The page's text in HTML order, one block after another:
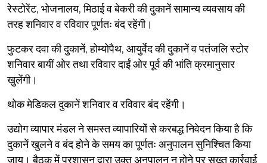
रेस्टोरेंट, भोजनालय, मिठाई व बेकरी की दुकानें सामान्य व्यवसाय की
तरह शनिवार व रविवार पूर्णतः बंद रहेंगी।
फुटकर दवा की दुकानें, होम्योपैथ, आयुर्वेद की दुकानें व पतंजलि स्टोर
शनिवार बायीं ओर तथा रविवार दाईं ओर पूर्व की भांति क्रमानुसार
खुलेंगी।
थोक मेडिकल दुकानें शनिवार व रविवार बंद रहेंगी।
उद्योग व्यापार मंडल ने समस्त व्यापारियों से करबद्ध निवेदन किया है कि
दुकानें खुलने व बंद होने के समय का पूर्णतः अनुपालन सुनिश्चित किया
जाय। बैठक में प्रशासन द्वारा उक्त अनुपालन न होने पर सख्त कार्रवाई